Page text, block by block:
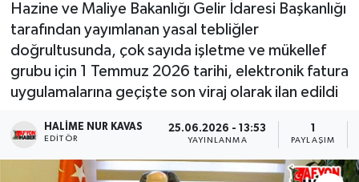
Hazine ve Maliye Bakanlığı Gelir İdaresi Başkanlığı
tarafından yayımlanan yasal tebliğler
doğrultusunda, çok sayıda işletme ve mükellef
grubu için 1 Temmuz 2026 tarihi, elektronik fatura
uygulamalarına geçişte son viraj olarak ilan edildi
HALIME NUR KAVAS
EDITÖR
25.06.2026 - 13:53
YAYINLANMA PAYLAŞIM
Sivil Toplum
Ekonomi